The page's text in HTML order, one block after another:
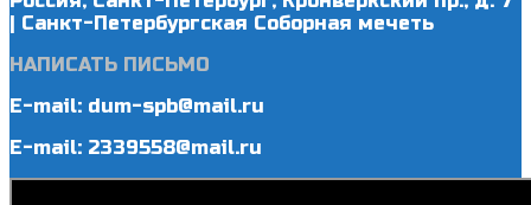
| Санкт-Петербургская Соборная мечеть
НАПИСАТЬ ПИСЬМО
E-mail: dum-spb@mail.ru
E-mail: 2339558@mail.ru